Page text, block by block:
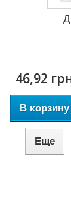
46,92
В корзину
Еще